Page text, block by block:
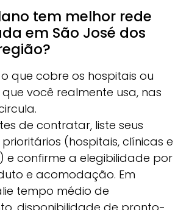
tem melhor rede
em São José dos
o que cobre os hospitais ou
você realmente usa, nas
de contratar, liste seus
(hospitais, clínicas e
e confirme a elegibilidade por
e acomodação. Em
tempo médio de